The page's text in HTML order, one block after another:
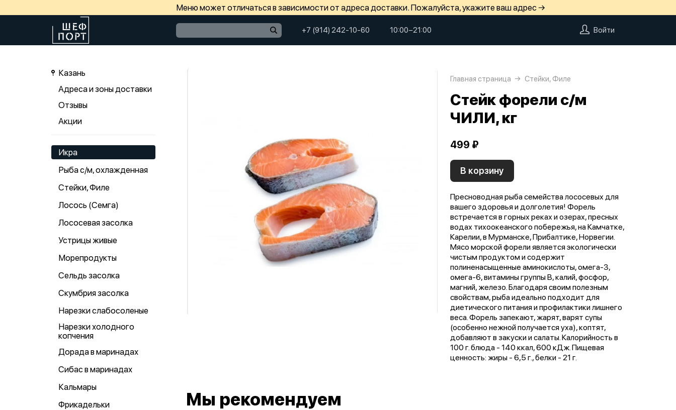
Меню может отличаться в зависимости от адреса доставки. Пожалуйста, укажите ваш адрес →
+7 (914) 242-10-60 10:00−21:00 Войти
Казань
Адреса и зоны доставки
Отзывы
Акции
Икра
Рыба с/м, охлажденная
Стейки, Филе
Лосось (Семга)
Лососевая засолка
Устрицы живые
Морепродукты
Сельдь засолка
Скумбрия засолка
Нарезки слабосоленые
Нарезки холодного
копчения
Дорада в маринадах
Сибас в маринадах
Кальмары
Фрикадельки
Главная страница Стейки, Филе
Стейк форели с/м
ЧИЛИ, кг
499 ₽
В корзину
Пресноводная рыба семейства лососевых для
вашего здоровья и долголетия! Форель
встречается в горных реках и озерах, пресных
водах тихоокеанского побережья, на Камчатке,
Карелии, в Мурманске, Прибалтике, Норвегии.
Мясо морской форели является экологически
чистым продуктом и содержит
полиненасыщенные аминокислоты, омега-3,
омега-6, витамины группы В, калий, фосфор,
магний, железо. Благодаря своим полезным
свойствам, рыба идеально подходит для
диетического питания и профилактики лишнего
веса. Форель запекают, жарят, варят супы
(особенно нежной получается уха), коптят,
добавляют в закуски и салаты. Калорийность в
100 г. блюда - 140 ккал, 600 кДж. Пищевая
ценность: жиры - 6,5 г., белки - 21 г.
Мы рекомендуем